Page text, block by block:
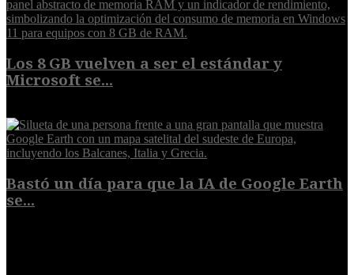
Los 8 GB vuelven a ser el estándar y
Microsoft se...
Bastó un día para que la IA de Google Earth
se...